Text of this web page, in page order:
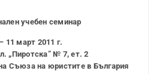
учебен семинар
11 март 2011 г.
„Пиротска” № 7, ет. 2
Съюза на юристите в България